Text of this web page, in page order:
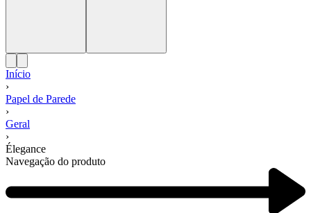
Início
›
Papel de Parede
›
Geral
›
Élegance
Navegação do produto